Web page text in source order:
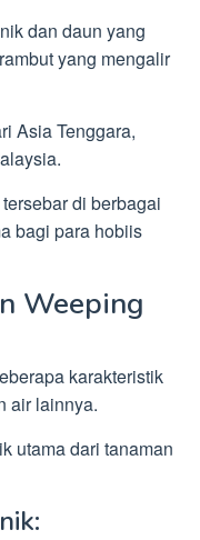
dan daun yang
yang mengalir
Asia Tenggara,
di berbagai
bagi para hobiis
Weeping
karakteristik
air lainnya.
utama dari tanaman